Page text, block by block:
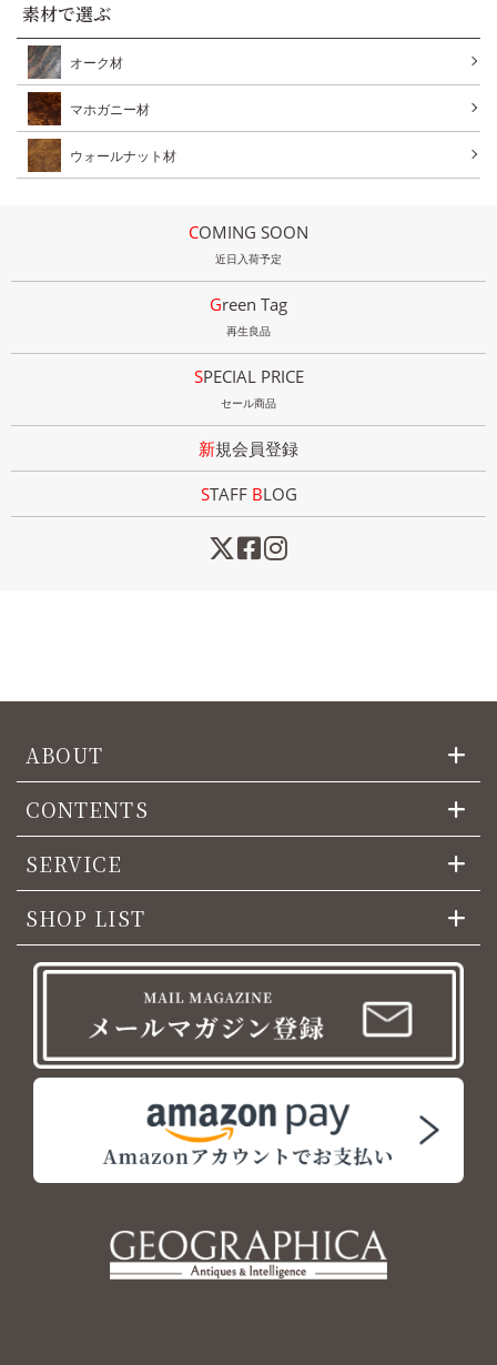
素材で選ぶ
オーク材
マホガニー材
ウォールナット材
COMING SOON
近日入荷予定
Green Tag
再生良品
SPECIAL PRICE
セール商品
新規会員登録
STAFF BLOG
ABOUT
CONTENTS
SERVICE
SHOP LIST